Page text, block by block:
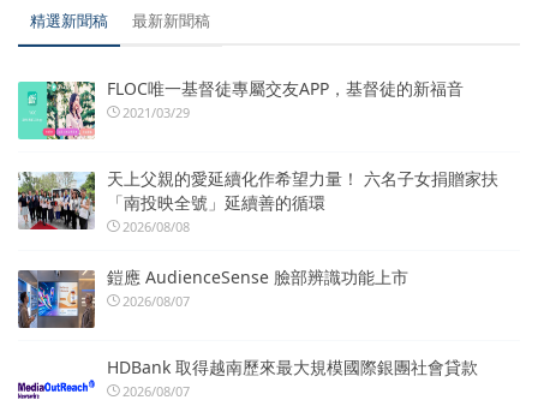
精選新聞稿 最新新聞稿
FLOC唯一基督徒專屬交友APP，基督徒的新福音
2021/03/29
天上父親的愛延續化作希望力量！ 六名子女捐贈家扶
「南投映全號」延續善的循環
2026/08/08
鎧應 AudienceSense 臉部辨識功能上市
2026/08/07
HDBank 取得越南歷來最大規模國際銀團社會貸款
2026/08/07